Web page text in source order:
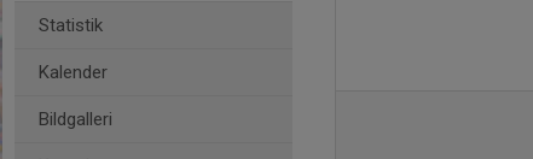
Statistik
Kalender
Bildgalleri